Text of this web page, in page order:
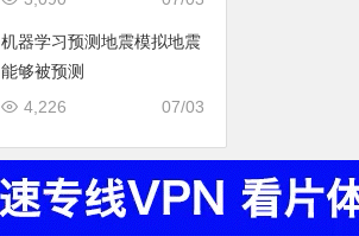
机器学习预测地震模拟地震
能够被预测
07/03
4,226